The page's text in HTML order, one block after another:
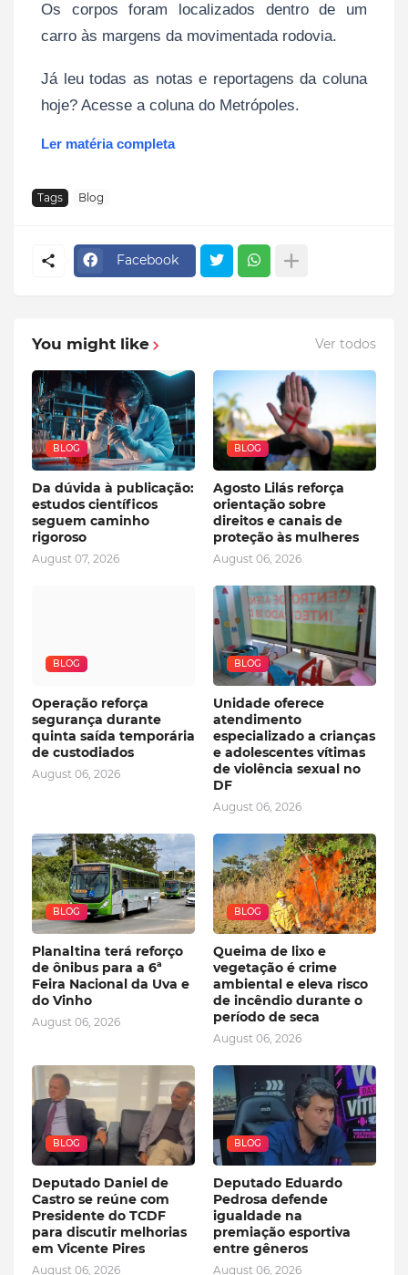
Os corpos foram localizados dentro de um
carro às margens da movimentada rodovia.
Já leu todas as notas e reportagens da coluna
hoje? Acesse a coluna do Metrópoles.
Ler matéria completa
Tags Blog
Facebook
You might like Ver todos
BLOG
Da dúvida à publicação:
estudos científicos
seguem caminho
rigoroso
August 07, 2026
BLOG
Agosto Lilás reforça
orientação sobre
direitos e canais de
proteção às mulheres
August 06, 2026
BLOG
Operação reforça
segurança durante
quinta saída temporária
de custodiados
August 06, 2026
BLOG
Unidade oferece
atendimento
especializado a crianças
e adolescentes vítimas
de violência sexual no
DF
August 06, 2026
BLOG
Planaltina terá reforço
de ônibus para a 6ª
Feira Nacional da Uva e
do Vinho
August 06, 2026
BLOG
Queima de lixo e
vegetação é crime
ambiental e eleva risco
de incêndio durante o
período de seca
August 06, 2026
BLOG
Deputado Daniel de
Castro se reúne com
Presidente do TCDF
para discutir melhorias
em Vicente Pires
August 06, 2026
BLOG
Deputado Eduardo
Pedrosa defende
igualdade na
premiação esportiva
entre gêneros
August 06, 2026